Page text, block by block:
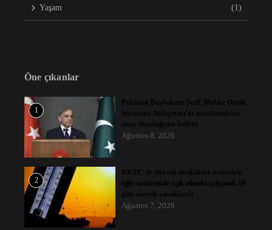
Yaşam (1)
Öne çıkanlar
1
Pakistan Başbakanı Şerif, Mekke Ortak
Savunma Anlaşması’nı imzalamaktan
onur duyduğunu belirtti
Ağustos 8, 2026
2
KKTC’de yüksek sıcaklıklar nedeniyle
öğle saatlerinde açık alanda çalışmak 10
gün süreyle yasaklandı
Ağustos 7, 2026